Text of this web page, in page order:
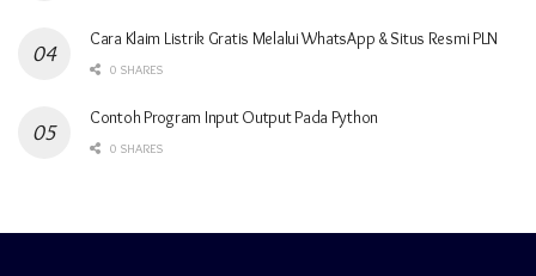
Cara Klaim Listrik Gratis Melalui WhatsApp & Situs Resmi PLN
0 SHARES
Contoh Program Input Output Pada Python
0 SHARES